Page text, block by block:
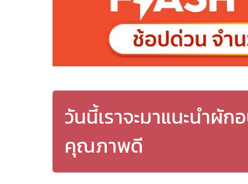
วันนี้เราจะมาแนะนำผั
คุณภาพดี